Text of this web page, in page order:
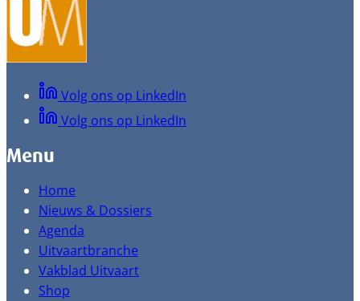
Volg ons op LinkedIn
Volg ons op LinkedIn
Menu
Home
Nieuws & Dossiers
Agenda
Uitvaartbranche
Vakblad Uitvaart
Shop